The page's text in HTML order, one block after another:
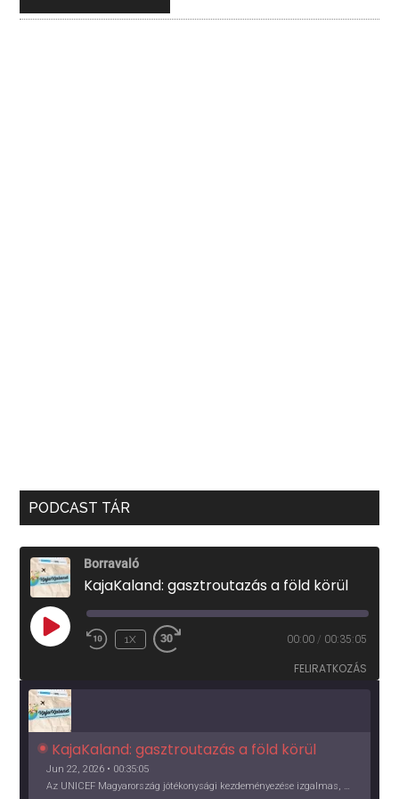
PODCAST TÁR
Borravaló
KajaKaland: gasztroutazás a föld körül
PLAY
EPISODE
1X 00:00 / 00:35:05
FELIRATKOZÁS
KajaKaland: gasztroutazás a föld körül
Jun 22, 2026 • 00:35:05
Az UNICEF Magyarország jótékonysági kezdeményezése izgalmas, egész éves világkörüli ízutazásra hív, igazi családi program és gasztroedukáció, illetve segítség a rászorulóknak is egyben.